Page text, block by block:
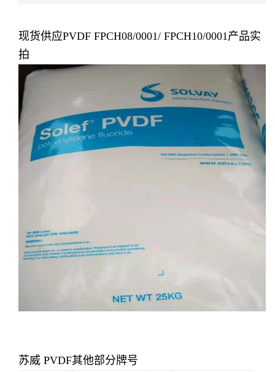
现货供应PVDF FPCH08/0001/ FPCH10/0001 产品实
拍
苏威 PVDF其他部分牌号